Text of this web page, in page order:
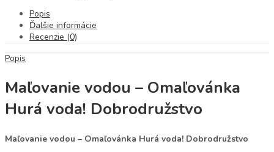
Popis
Ďalšie informácie
Recenzie (0)
Popis
Maľovanie vodou – Omaľovánka
Hurá voda! Dobrodružstvo
Maľovanie vodou – Omaľovánka Hurá voda! Dobrodružstvo